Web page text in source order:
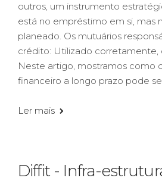
outros, um instrumento
está no empréstimo em si, mas
planeado. Os mutuários
crédito: Utilizado corretamente,
Neste artigo, mostramos como
financeiro a longo prazo pode
Ler mais
Diffit - Infra-